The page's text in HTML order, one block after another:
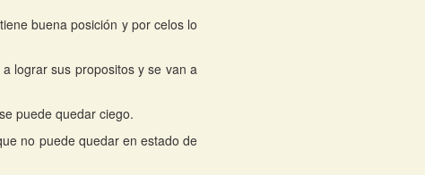
buena posición y por celos lo
lograr sus propositos y se van a
puede quedar ciego.
no puede quedar en estado de